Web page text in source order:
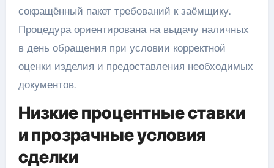
сокращённый пакет требований к заёмщику.
Процедура ориентирована на выдачу наличных
в день обращения при условии корректной
оценки изделия и предоставления необходимых
документов.
Низкие процентные ставки
и прозрачные условия
сделки